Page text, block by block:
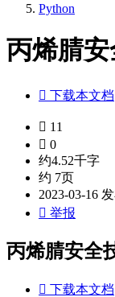
Python
丙烯腈
 下载本文档
 11
 0
约4.52千字
约 7页
2023-03-16
 举报
丙烯腈安全
 下载本文档